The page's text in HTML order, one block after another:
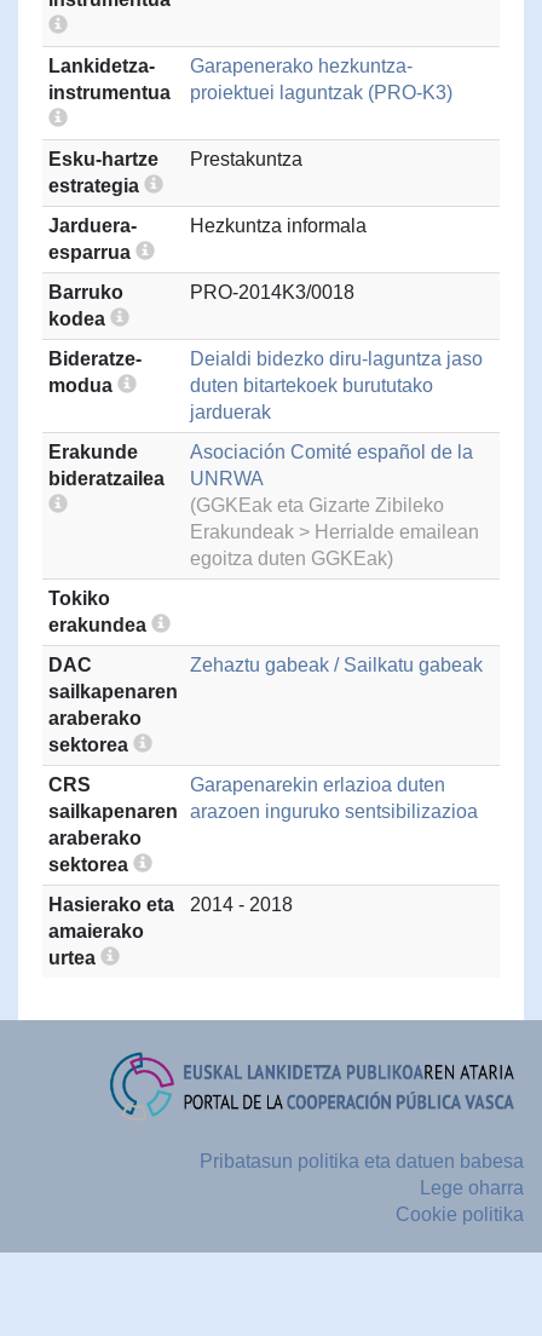
Lankidetza-
instrumentua
Garapenerako hezkuntza-
proiektuei laguntzak (PRO-K3)
Esku-hartze
estrategia
Prestakuntza
Jarduera-
esparrua
Hezkuntza informala
Barruko
kodea
PRO-2014K3/0018
Bideratze-
modua
Deialdi bidezko diru-laguntza jaso
duten bitartekoek burututako
jarduerak
Erakunde
bideratzailea
Asociación Comité español de la
UNRWA
(GGKEak eta Gizarte Zibileko
Erakundeak > Herrialde emailean
egoitza duten GGKEak)
Tokiko
erakundea
DAC
sailkapenaren
araberako
sektorea
Zehaztu gabeak / Sailkatu gabeak
CRS
sailkapenaren
araberako
sektorea
Garapenarekin erlazioa duten
arazoen inguruko sentsibilizazioa
Hasierako eta
amaierako
urtea
2014 - 2018
Pribatasun politika eta datuen babesa
Lege oharra
Cookie politika